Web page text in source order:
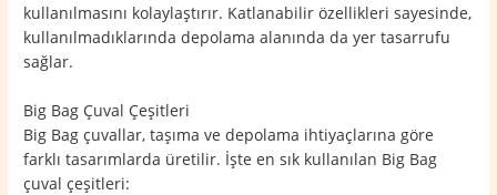
kullanılmasını kolaylaştırır. Katlanabilir özellikleri sayesinde,
kullanılmadıklarında depolama alanında da yer tasarrufu
sağlar.
Big Bag Çuval Çeşitleri
Big Bag çuvallar, taşıma ve depolama ihtiyaçlarına göre
farklı tasarımlarda üretilir. İşte en sık kullanılan Big Bag
çuval çeşitleri: